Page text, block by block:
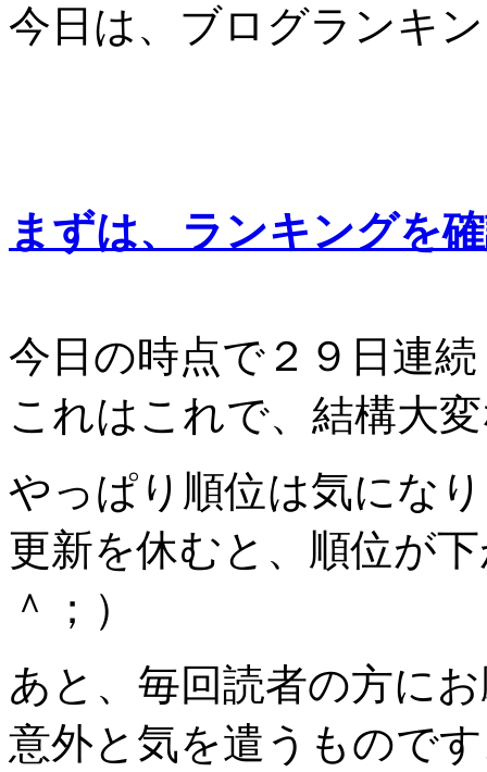
今日は、ブログランキ
まずは、ランキングを
今日の時点で２９日連
これはこれで、結構大
やっぱり順位は気にな
更新を休むと、順位が
＾；）
あと、毎回読者の方に
意外と気を遣うもので